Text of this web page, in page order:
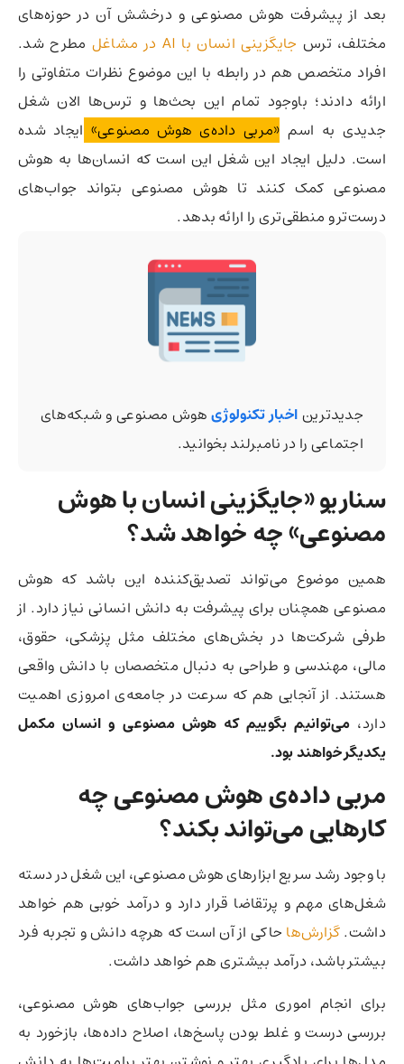
بعد از پیشرفت هوش مصنوعی و درخشش آن در حوزه‌های
مختلف، ترس جایگزینی انسان با AI در مشاغل
مطرح شد.
افراد متخصص هم در رابطه با این موضوع نظرات متفاوتی را
ارائه دادند؛ باوجود تمام این بحث‌ها و ترس‌ها الان شغل
جدیدی به اسم «مربی داده‌ی هوش مصنوعی» ایجاد شده
است. دلیل ایجاد این شغل این است که انسان‌ها به هوش
مصنوعی کمک کنند تا هوش مصنوعی بتواند جواب‌های
درست‌تر و منطقی‌تری را ارائه بدهد.
جدیدتریناخبار تکنولوژیهوش مصنوعی و شبکه‌های
اجتماعی را در نامبرلند بخوانید.
سناریو «جایگزینی انسان با هوش
مصنوعی» چه خواهد شد؟
همین موضوع می‌تواند تصدیق‌کننده این باشد که هوش
مصنوعی همچنان برای پیشرفت به دانش انسانی نیاز دارد. از
طرفی شرکت‌ها در بخش‌های مختلف مثل پزشکی، حقوق،
مالی، مهندسی و طراحی به دنبال متخصصان با دانش واقعی
هستند. از آنجایی هم که سرعت در جامعه‌ی امروزی اهمیت
دارد، می‌توانیم بگوییم که هوش مصنوعی و انسان مکمل
یکدیگر خواهند بود.
مربی داده‌ی هوش مصنوعی چه
کارهایی می‌تواند بکند؟
با وجود رشد سریع ابزارهای هوش مصنوعی، این شغل در دسته
شغل‌های مهم و پرتقاضا قرار دارد و درآمد خوبی هم خواهد
داشت.گزارش‌ها حاکی از آن است که هرچه دانش و تجربه فرد
بیشتر باشد، درآمد بیشتری هم خواهد داشت.
برای انجام اموری مثل بررسی جواب‌های هوش مصنوعی،
بررسی درست و غلط‌ بودن پاسخ‌ها، اصلاح داده‌ها، بازخورد به